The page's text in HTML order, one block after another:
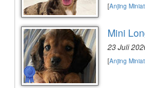
[Anjing
Mini
23 Juli
[Anjing